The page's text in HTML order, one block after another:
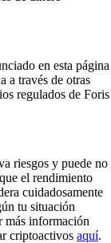
en esta página
a través de otras
regulados de Foris
riesgos y puede no
el rendimiento
cuidadosamente
tu situación
más información
criptoactivos aquí.